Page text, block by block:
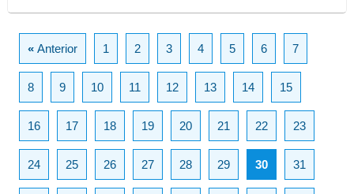
«Anterior 1 2 3 4 5 6 7
8 9 10 11 12 13 14 15
16 17 18 19 20 21 22 23
24 25 26 27 28 29 30 31